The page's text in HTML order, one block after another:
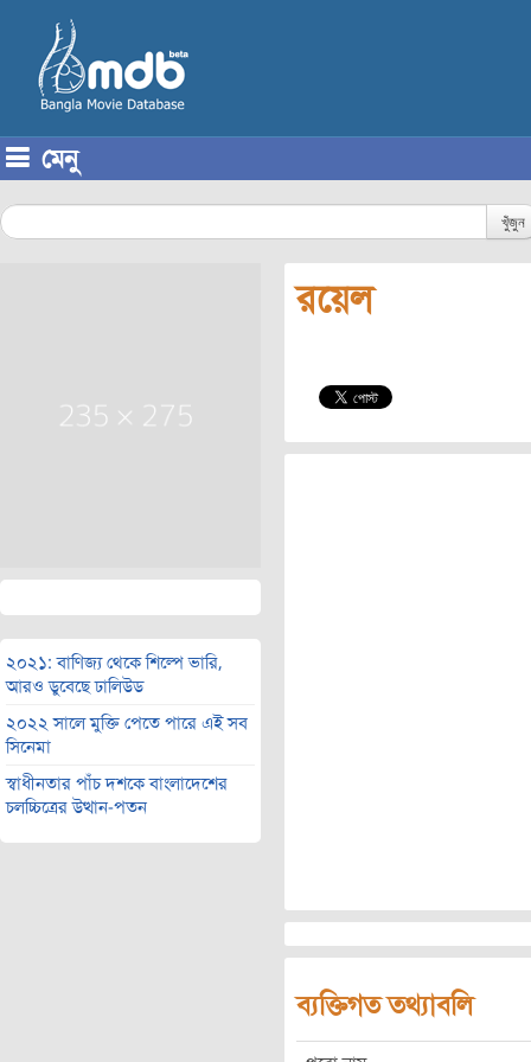
মেনু
খুঁজুন
২০২১: বাণিজ্য থেকে শিল্পে ভারি,
আরও ডুবেছে ঢালিউড
২০২২ সালে মুক্তি পেতে পারে এই সব
সিনেমা
স্বাধীনতার পাঁচ দশকে বাংলাদেশের
চলচ্চিত্রের উত্থান-পতন
রয়েল
ব্যক্তিগত তথ্যাবলি